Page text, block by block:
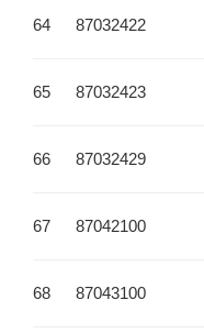
64 87032422
65 87032423
66 87032429
67 87042100
68 87043100